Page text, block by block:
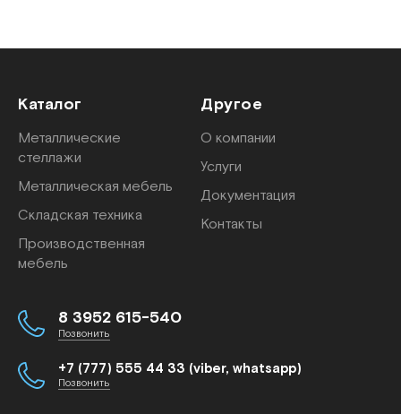
Каталог
Металлические
стеллажи
Металлическая мебель
Складская техника
Производственная
мебель
Другое
О компании
Услуги
Документация
Контакты
8 3952 615-540
Позвонить
+7 (777) 555 44 33 (viber, whatsapp)
Позвонить